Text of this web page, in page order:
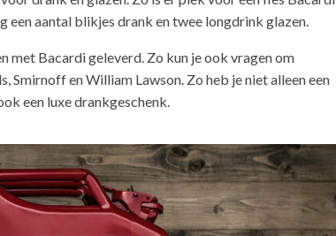
een aantal blikjes drank en twee longdrink glazen.
met Bacardi geleverd. Zo kun je ook vragen om
Smirnoff en William Lawson. Zo heb je niet alleen een
een luxe drankgeschenk.